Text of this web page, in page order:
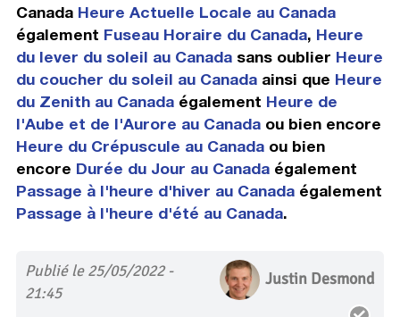
Canada Heure Actuelle Locale au Canada
également Fuseau Horaire du Canada, Heure
du lever du soleil au Canadasans oublier Heure
du coucher du soleil au Canadaainsi que Heure
du Zenith au Canadaégalement Heure de
l'Aube et de l'Aurore au Canadaou bien encore
Heure du Crépuscule au Canadaou bien
encore Durée du Jour au Canadaégalement
Passage à l'heure d'hiver au Canadaégalement
Passage à l'heure d'été au Canada.
Publié le 25/05/2022 -
21:45
Justin Desmond